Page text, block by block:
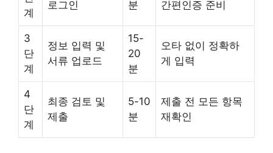
계
로그인 분 간편인증 준비
3
단
계
정보 입력 및
서류 업로드
15-
20
분
오타 없이 정확하
게 입력
4
단
계
최종 검토 및
제출
5-10
분
제출 전 모든 항목
재확인